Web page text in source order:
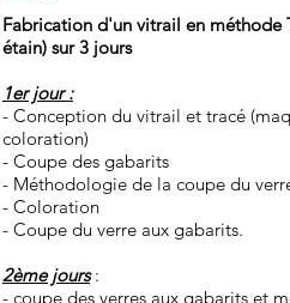
Fabrication d'un vitrail en méthode
étain) sur 3 jours
1er jour :
- Conception du vitrail et tracé
coloration)
- Coupe des gabarits
- Méthodologie de la coupe du
- Coloration
- Coupe du verre aux gabarits.
2ème jours :
- coupe des verres aux gabarits et